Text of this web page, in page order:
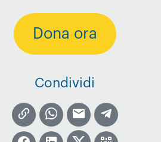
Dona ora
Condividi